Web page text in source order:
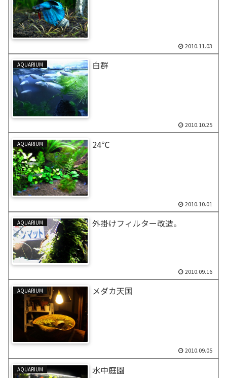
2010.11.03
AQUARIUM 白群
2010.10.25
AQUARIUM 24℃
2010.10.01
AQUARIUM 外掛けフィルター改造。
2010.09.16
AQUARIUM メダカ天国
2010.09.05
AQUARIUM 水中庭園